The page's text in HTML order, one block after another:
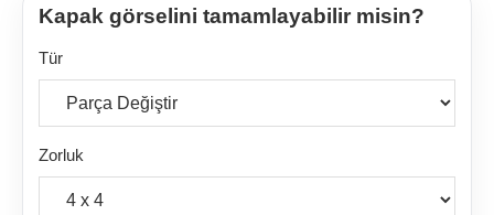
Kapak görselini tamamlayabilir misin?
Tür
Zorluk